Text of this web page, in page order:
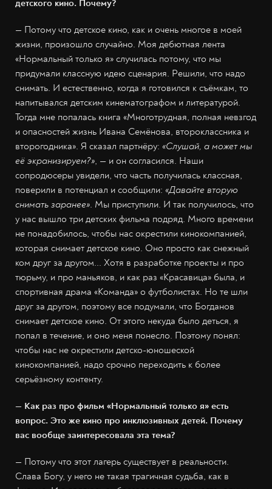
детского кино. Почему?
— Потому что детское кино, как и очень многое в моей
жизни, произошло случайно. Моя дебютная лента
«Нормальный только я» случилась потому, что мы
придумали классную идею сценария. Решили, что надо
снимать. И естественно, когда я готовился к съёмкам, то
напитывался детским кинематографом и литературой.
Тогда мне попалась книга «Многотрудная, полная невзгод
и опасностей жизнь Ивана Семёнова, второклассника и
второгодника». Я сказал партнёру: «Слушай, а может мы
её экранизируем?», — и он согласился. Наши
сопродюсеры увидели, что часть получилась классная,
поверили в потенциал и сообщили: «Давайте вторую
снимать заранее». Мы приступили. И так получилось, что
у нас вышло три детских фильма подряд. Много времени
не понадобилось, чтобы нас окрестили кинокомпанией,
которая снимает детское кино. Оно просто как снежный
ком друг за другом... Хотя в разработке проекты и про
тюрьму, и про маньяков, и как раз «Красавица» была, и
спортивная драма «Команда» о футболистах. Но те шли
друг за другом, поэтому все подумали, что Богданов
снимает детское кино. От этого некуда было деться, я
попал в течение, и оно меня понесло. Поэтому понял:
чтобы нас не окрестили детско-юношеской
кинокомпанией, надо срочно переходить к более
серьёзному контенту.
— Как раз про фильм «Нормальный только я» есть
вопрос. Это же кино про инклюзивных детей. Почему
вас вообще заинтересовала эта тема?
— Потому что этот лагерь существует в реальности.
Слава Богу, у него не такая трагичная судьба, как в